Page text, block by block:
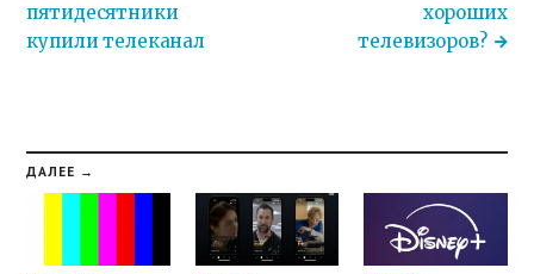
пятидесятники
купили телеканал
хороших
телевизоров?
ДАЛЕЕ →